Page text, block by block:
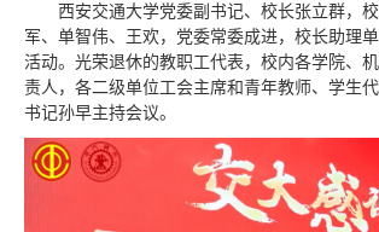
西安交通大学党委副书记、校长张立群，
军、单智伟、王欢，党委常委成进，校长助理
活动。光荣退休的教职工代表，校内各学院、
责人，各二级单位工会主席和青年教师、学生
书记孙早主持会议。